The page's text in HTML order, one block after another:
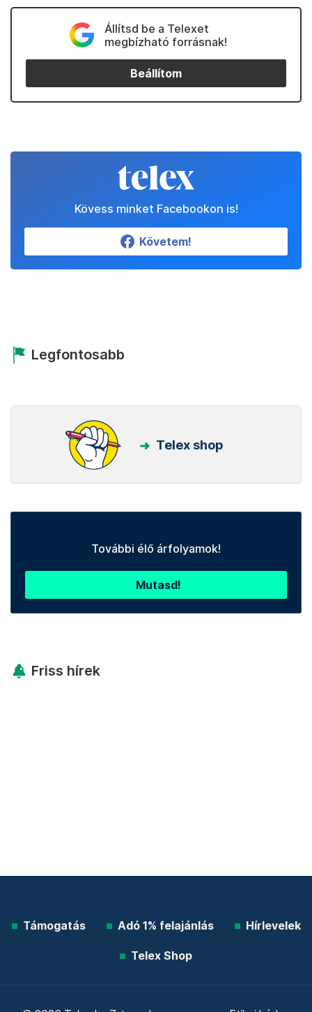
Állítsd be a Telexet
megbízható forrásnak!
Beállítom
Kövess minket Facebookon is!
Követem!
Legfontosabb
Telex shop
További élő árfolyamok!
Mutasd!
Friss hírek
Támogatás Adó 1% felajánlás Hírlevelek
Telex Shop